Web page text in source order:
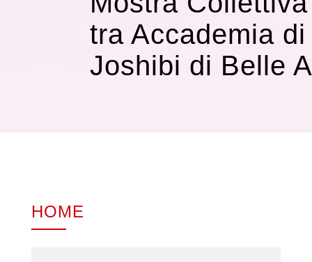
tra Accademia
Joshibi di Belle
HOME